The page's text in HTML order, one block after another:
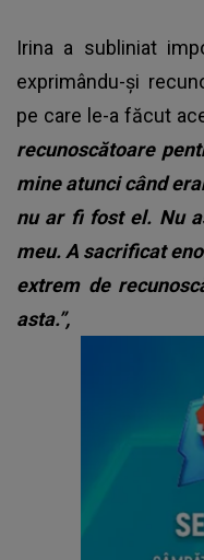
Irina a subliniat
exprimându-și
pe care le-a făcut
recunoscătoare
mine atunci când
nu ar fi fost el. Nu
meu. A sacrificat
extrem de
asta.”,